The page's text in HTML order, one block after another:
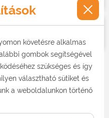
követésre alkalmas
gombok segítségével
szükséges és így
választható sütiket és
a weboldalunkon történő
helyhez kötött